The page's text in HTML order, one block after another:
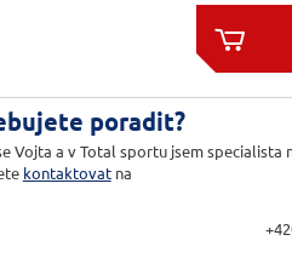


poradit?
Vojta a v Total sportu jsem
kontaktovatna